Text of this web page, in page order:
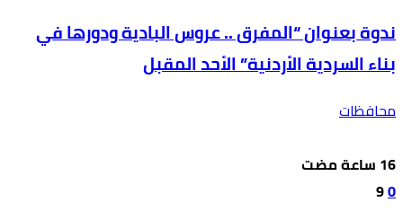
ندوة بعنوان “المفرق .. عروس البادية ودورها في
بناء السردية الأردنية” الأحد المقبل
محافظات
0
9